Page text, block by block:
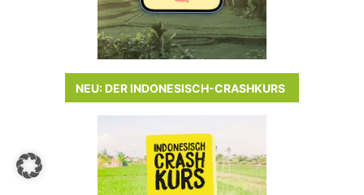
NEU: DER INDONESISCH-CRASHKURS